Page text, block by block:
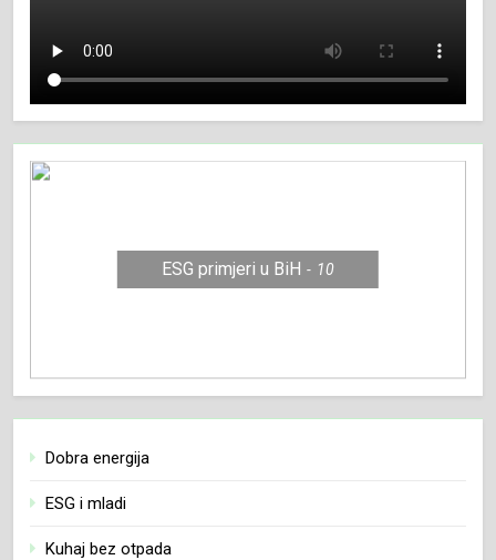
ESG primjeri u BiH 10
Dobra energija
ESG i mladi
Kuhaj bez otpada